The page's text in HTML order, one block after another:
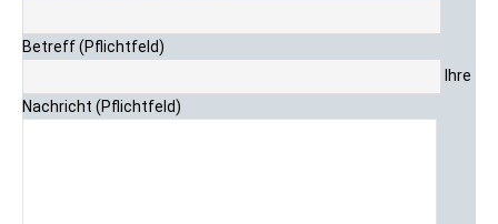
Betreff (Pflichtfeld)
Ihre
Nachricht (Pflichtfeld)